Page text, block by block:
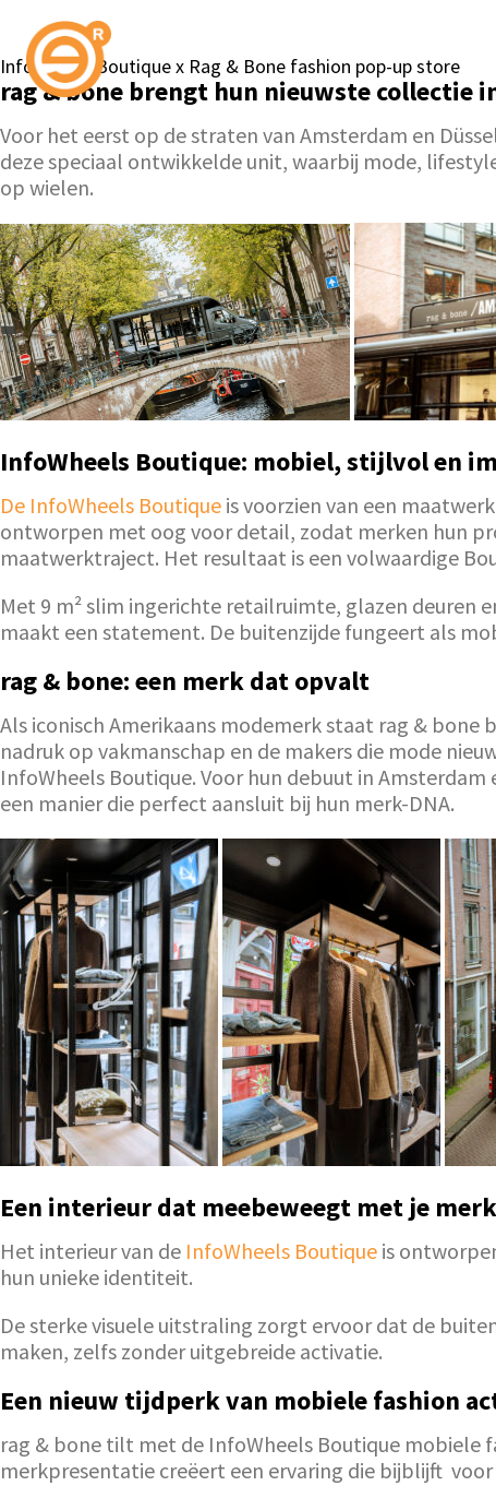
InfoWheels Boutique x Rag & Bone fashion pop-up store
rag & bone brengt hun nieuwste collectie
Voor het eerst op de straten van Amsterdam en
deze speciaal ontwikkelde unit, waarbij mode,
op wielen.
InfoWheels Boutique: mobiel, stijlvol en
De InfoWheels Boutique is voorzien van een
ontworpen met oog voor detail, zodat merken hun
maatwerktraject. Het resultaat is een volwaardige
Met 9 m² slim ingerichte retailruimte, glazen deuren
maakt een statement. De buitenzijde fungeert als
rag & bone: een merk dat opvalt
Als iconisch Amerikaans modemerk staat rag & bone
nadruk op vakmanschap en de makers die mode
InfoWheels Boutique. Voor hun debuut in
een manier die perfect aansluit bij hun merk-DNA.
Een interieur dat meebeweegt met je merk
Het interieur van de InfoWheels Boutique is
hun unieke identiteit.
De sterke visuele uitstraling zorgt ervoor dat de
maken, zelfs zonder uitgebreide activatie.
Een nieuw tijdperk van mobiele fashion
rag & bone tilt met de InfoWheels Boutique mobiele
merkpresentatie creëert een ervaring die bijblijft